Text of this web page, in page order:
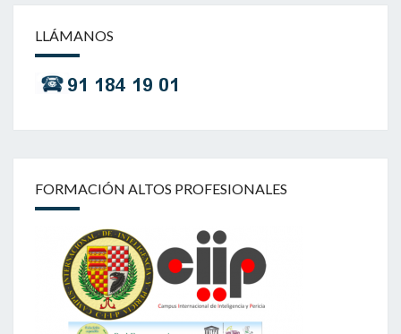
LLÁMANOS
FORMACIÓN ALTOS PROFESIONALES